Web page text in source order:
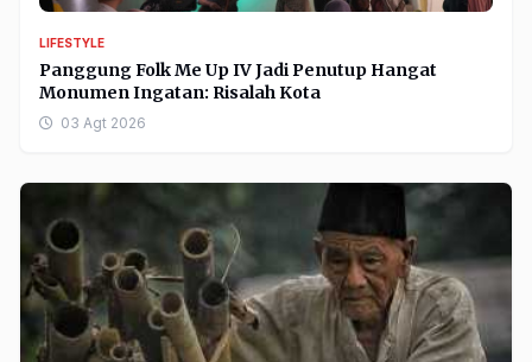
LIFESTYLE
Panggung Folk Me Up IV Jadi Penutup Hangat
Monumen Ingatan: Risalah Kota
03 Agt 2026